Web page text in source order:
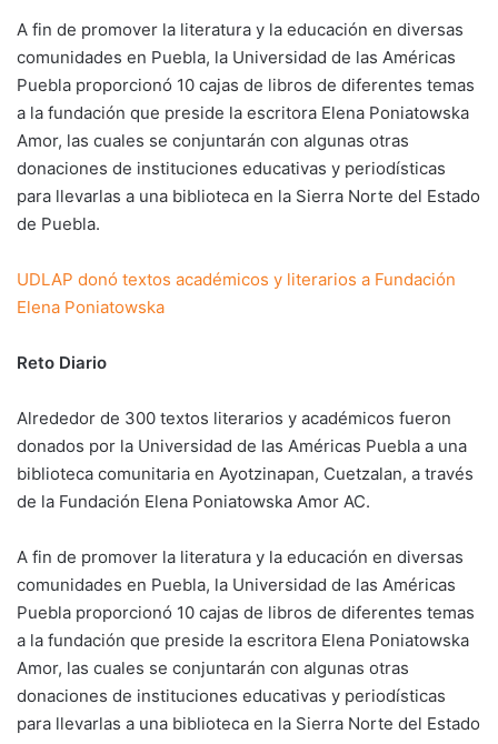
A fin de promover la literatura y la educación en diversas
comunidades en Puebla, la Universidad de las Américas
Puebla proporcionó 10 cajas de libros de diferentes temas
a la fundación que preside la escritora Elena Poniatowska
Amor, las cuales se conjuntarán con algunas otras
donaciones de instituciones educativas y periodísticas
para llevarlas a una biblioteca en la Sierra Norte del Estado
de Puebla.
UDLAP donó textos académicos y literarios a Fundación
Elena Poniatowska
Reto Diario
Alrededor de 300 textos literarios y académicos fueron
donados por la Universidad de las Américas Puebla a una
biblioteca comunitaria en Ayotzinapan, Cuetzalan, a través
de la Fundación Elena Poniatowska Amor AC.
A fin de promover la literatura y la educación en diversas
comunidades en Puebla, la Universidad de las Américas
Puebla proporcionó 10 cajas de libros de diferentes temas
a la fundación que preside la escritora Elena Poniatowska
Amor, las cuales se conjuntarán con algunas otras
donaciones de instituciones educativas y periodísticas
para llevarlas a una biblioteca en la Sierra Norte del Estado